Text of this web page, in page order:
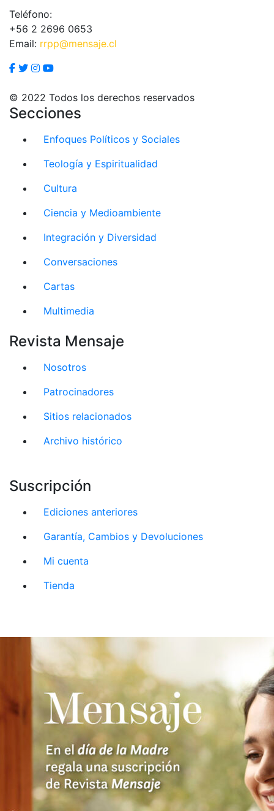
Teléfono:
+56 2 2696 0653
Email: rrpp@mensaje.cl
© 2022 Todos los derechos reservados
Secciones
Enfoques Políticos y Sociales
Teología y Espiritualidad
Cultura
Ciencia y Medioambiente
Integración y Diversidad
Conversaciones
Cartas
Multimedia
Revista Mensaje
Nosotros
Patrocinadores
Sitios relacionados
Archivo histórico
Suscripción
Ediciones anteriores
Garantía, Cambios y Devoluciones
Mi cuenta
Tienda